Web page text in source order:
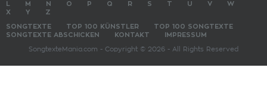
M N O P Q R S T U V
W
X
Y Z
SONGTEXTE TOP 100 KÜNSTLER
TOP 100 SONGTEXTE
SONGTEXTE ABSCHICKEN
KONTAKT IMPRESSUM
SongtexteMania.com - Copyright © 2026 - All Rights Reserved